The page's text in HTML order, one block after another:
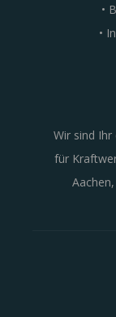
•
•
Wir sind
für